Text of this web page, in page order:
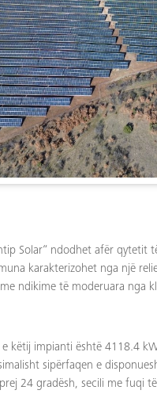
Solar“ ndodhet afër qytetit
karakterizohet nga një
ndikime të moderuara nga
këtij impianti është 4118.4
sipërfaqen e
24 gradësh, secili me fuqi